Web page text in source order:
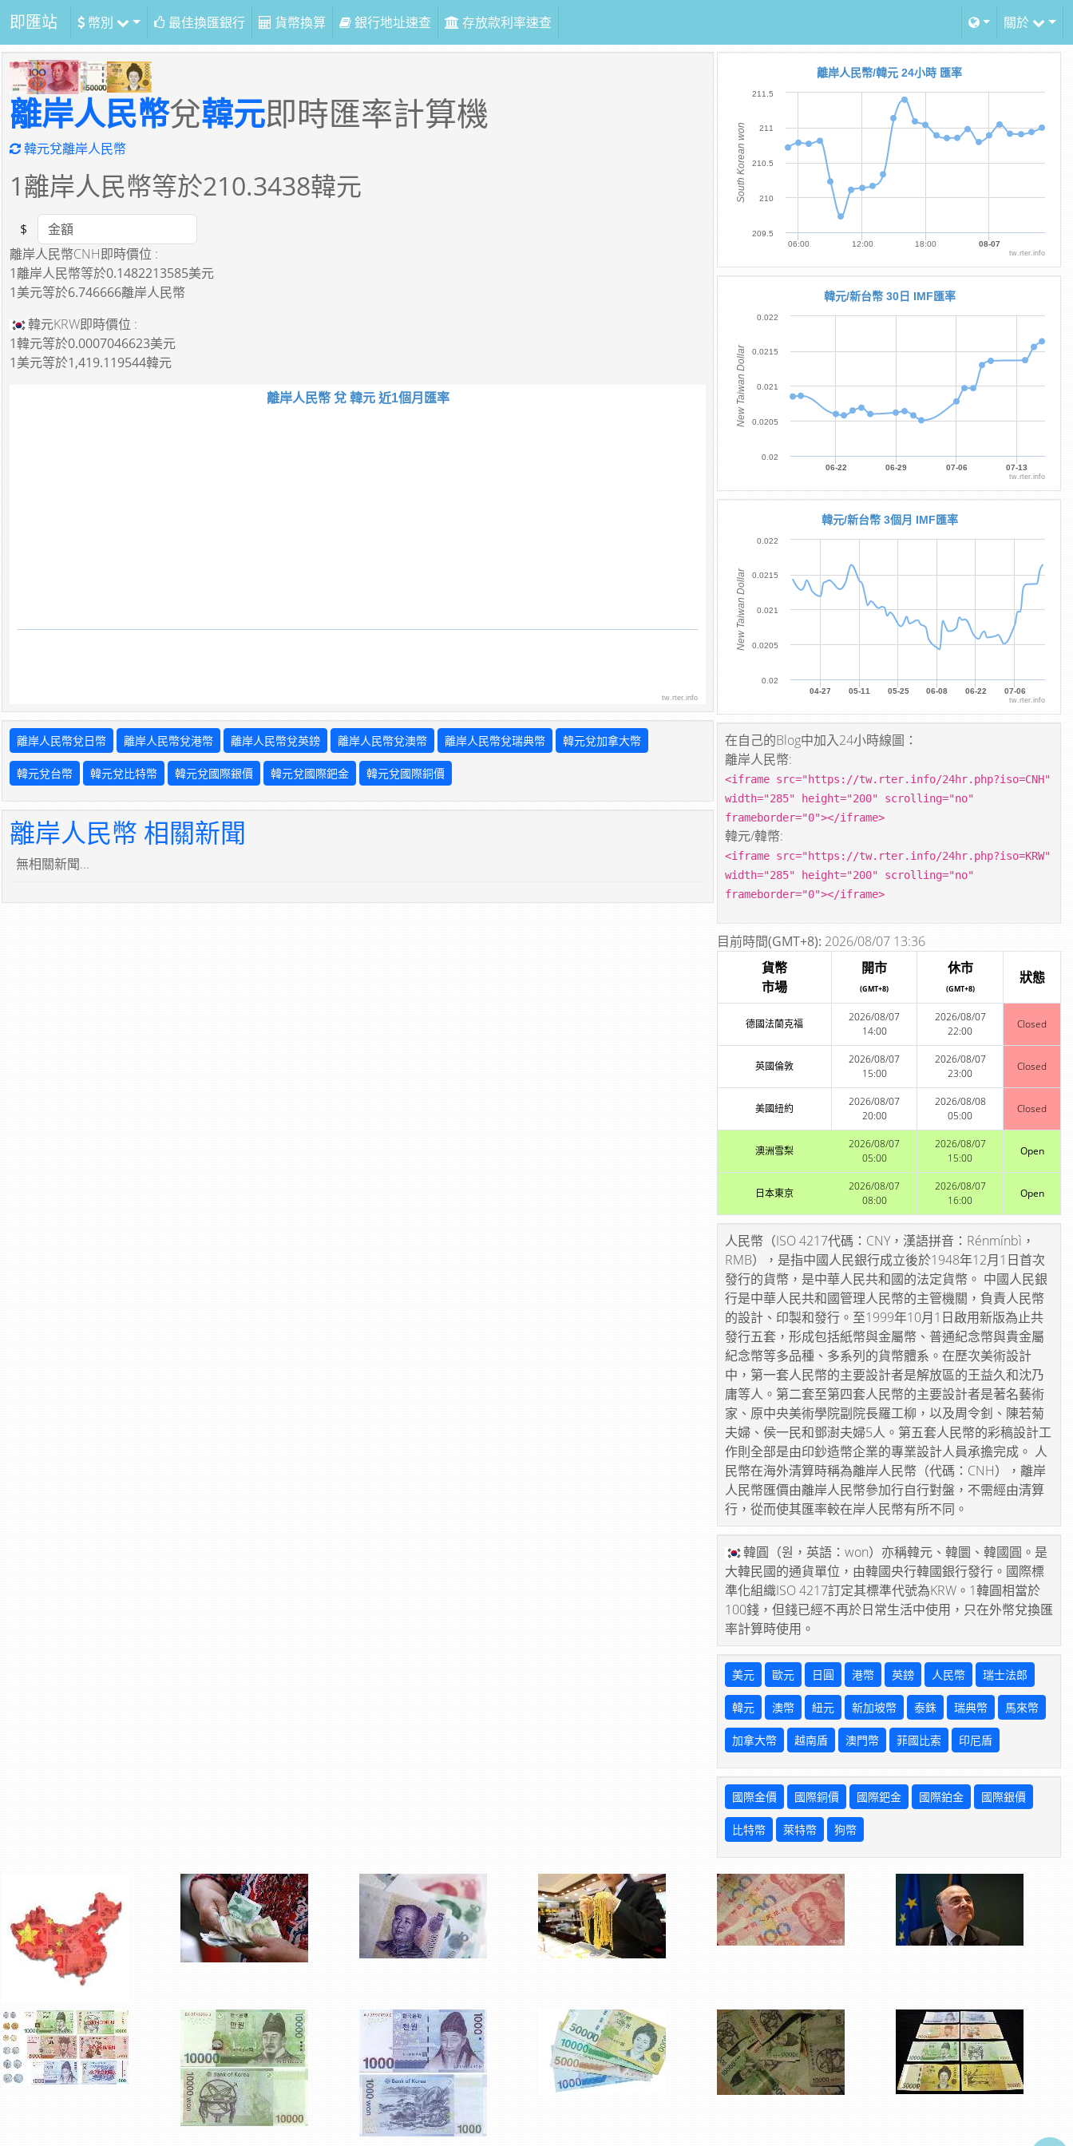
即匯站 幣別 最佳換匯銀行 貨幣換算 銀行地址速查 存放款利率速查 關於
離岸人民幣兌韓元即時匯率計算機
韓元兌離岸人民幣
1離岸人民幣等於210.3438韓元
Amount
$
離岸人民幣CNH即時價位 :
1離岸人民幣等於0.1482213585美元
1美元等於6.746666離岸人民幣
韓元KRW即時價位 :
1韓元等於0.0007046623美元
1美元等於1,419.119544韓元
離岸人民幣 兌 韓元 近1個月匯率
tw.rter.info
離岸人民幣兌日幣 離岸人民幣兌港幣 離岸人民幣兌英鎊 離岸人民幣兌澳幣 離岸人民幣兌瑞典幣 韓元兌加拿大幣
韓元兌台幣 韓元兌比特幣 韓元兌國際銀價 韓元兌國際鈀金 韓元兌國際銅價
離岸人民幣 相關新聞
無相關新聞...
South Korean won
離岸人民幣/韓元 24小時 匯率
06:00 12:00 18:00 08-07
209.5
210
210.5
211
211.5
tw.rter.info
New Taiwan Dollar
韓元/新台幣 30日 IMF匯率
06-22 06-29 07-06 07-13
0.02
0.0205
0.021
0.0215
0.022
tw.rter.info
New Taiwan Dollar
韓元/新台幣 3個月 IMF匯率
04-27 05-11 05-25 06-08 06-22 07-06
0.02
0.0205
0.021
0.0215
0.022
tw.rter.info
在自己的Blog中加入24小時線圖：
離岸人民幣:
<iframe src="https://tw.rter.info/24hr.php?iso=CNH"
width="285" height="200" scrolling="no"
frameborder="0"></iframe>
韓元/韓幣:
<iframe src="https://tw.rter.info/24hr.php?iso=KRW"
width="285" height="200" scrolling="no"
frameborder="0"></iframe>
目前時間(GMT+8): 2026/08/07 13:36
貨幣
市場
開市
(GMT+8)
休市
(GMT+8)
狀態
德國法蘭克福
2026/08/07
14:00
2026/08/07
22:00
Closed
英國倫敦
2026/08/07
15:00
2026/08/07
23:00
Closed
美國紐約
2026/08/07
20:00
2026/08/08
05:00
Closed
澳洲雪梨
2026/08/07
05:00
2026/08/07
15:00
Open
日本東京
2026/08/07
08:00
2026/08/07
16:00
Open
人民幣（ISO 4217代碼：CNY，漢語拼音：Rénmínbì，
RMB），是指中國人民銀行成立後於1948年12月1日首次
發行的貨幣，是中華人民共和國的法定貨幣。 中國人民銀
行是中華人民共和國管理人民幣的主管機關，負責人民幣
的設計、印製和發行。至1999年10月1日啟用新版為止共
發行五套，形成包括紙幣與金屬幣、普通紀念幣與貴金屬
紀念幣等多品種、多系列的貨幣體系。在歷次美術設計
中，第一套人民幣的主要設計者是解放區的王益久和沈乃
庸等人。第二套至第四套人民幣的主要設計者是著名藝術
家、原中央美術學院副院長羅工柳，以及周令釗、陳若菊
夫婦、侯一民和鄧澍夫婦5人。第五套人民幣的彩稿設計工
作則全部是由印鈔造幣企業的專業設計人員承擔完成。 人
民幣在海外清算時稱為離岸人民幣（代碼：CNH），離岸
人民幣匯價由離岸人民幣參加行自行對盤，不需經由清算
行，從而使其匯率較在岸人民幣有所不同。
韓圓（원，英語：won）亦稱韓元、韓圜、韓國圓。是
大韓民國的通貨單位，由韓國央行韓國銀行發行。國際標
準化組織ISO 4217訂定其標準代號為KRW。1韓圓相當於
100錢，但錢已經不再於日常生活中使用，只在外幣兌換匯
率計算時使用。
美元 歐元 日圓 港幣 英鎊 人民幣 瑞士法郎
韓元 澳幣 紐元 新加坡幣 泰銖 瑞典幣 馬來幣
加拿大幣 越南盾 澳門幣 菲國比索 印尼盾
國際金價 國際銅價 國際鈀金 國際鉑金 國際銀價
比特幣 萊特幣 狗幣